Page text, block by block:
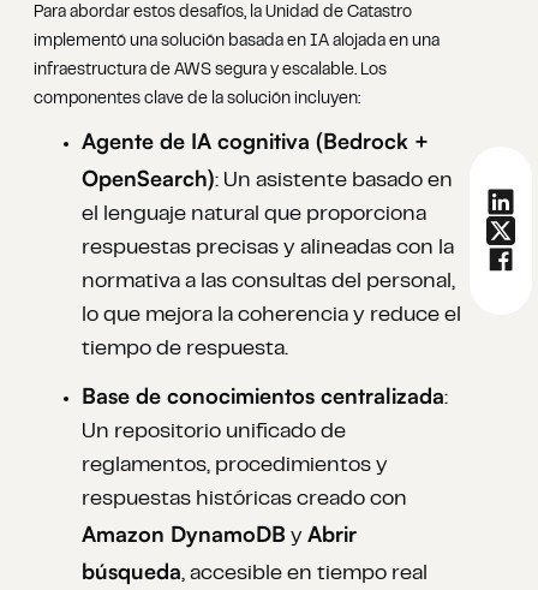
Para abordar estos desafíos, la Unidad de Catastro
implementó una solución basada en IA alojada en una
infraestructura de AWS segura y escalable. Los
componentes clave de la solución incluyen:
Agente de IA cognitiva (Bedrock +
OpenSearch): Un asistente basado en
el lenguaje natural que proporciona
respuestas precisas y alineadas con la
normativa a las consultas del personal,
lo que mejora la coherencia y reduce el
tiempo de respuesta.
Base de conocimientos centralizada:
Un repositorio unificado de
reglamentos, procedimientos y
respuestas históricas creado con
Amazon DynamoDB y Abrir
búsqueda, accesible en tiempo real